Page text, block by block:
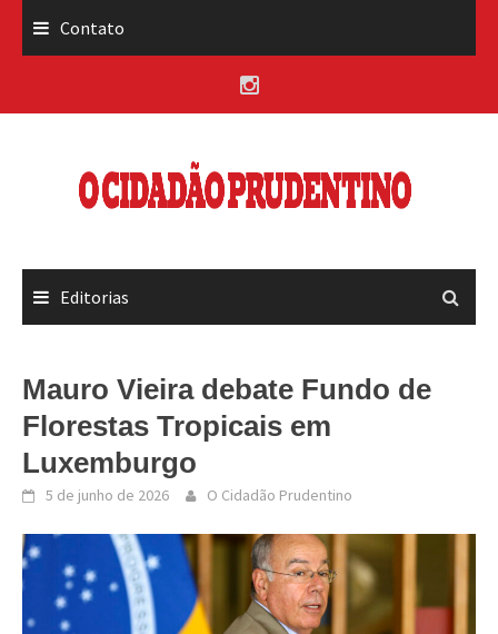
Contato
Editorias
Mauro Vieira debate Fundo de
Florestas Tropicais em
Luxemburgo
5 de junho de 2026 O Cidadão Prudentino